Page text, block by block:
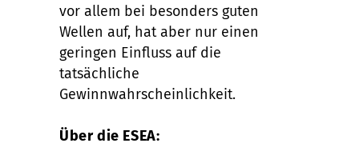
vor allem bei besonders guten
Wellen auf, hat aber nur einen
geringen Einfluss auf die
tatsächliche
Gewinnwahrscheinlichkeit.
Über die ESEA: